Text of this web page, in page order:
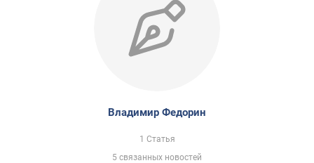
Владимир Федорин
1 Статья
5 связанных новостей